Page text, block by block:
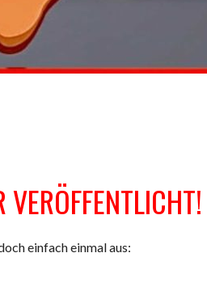
einfach einmal aus: